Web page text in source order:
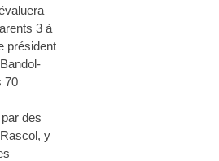
3 à
président
70
des
y